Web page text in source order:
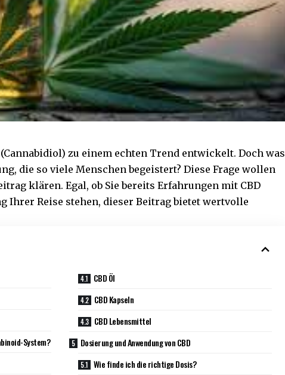
zu einem echten Trend entwickelt. Doch was
die so viele Menschen begeistert? Diese Frage wollen
klären. Egal, ob Sie bereits Erfahrungen mit CBD
Ihrer Reise stehen, dieser Beitrag bietet wertvolle
System?
CBD Öl
CBD Kapseln
CBD Lebensmittel
Dosierung und Anwendung von CBD
Wie finde ich die richtige Dosis?